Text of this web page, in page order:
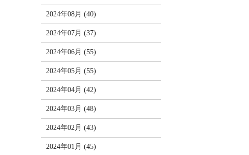
2024年08月 (40)
2024年07月 (37)
2024年06月 (55)
2024年05月 (55)
2024年04月 (42)
2024年03月 (48)
2024年02月 (43)
2024年01月 (45)